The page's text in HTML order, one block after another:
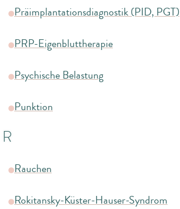
Präimplantationsdiagnostik (PID, PGT)
PRP-Eigenbluttherapie
Psychische Belastung
Punktion
R
Rauchen
Rokitansky-Küster-Hauser-Syndrom